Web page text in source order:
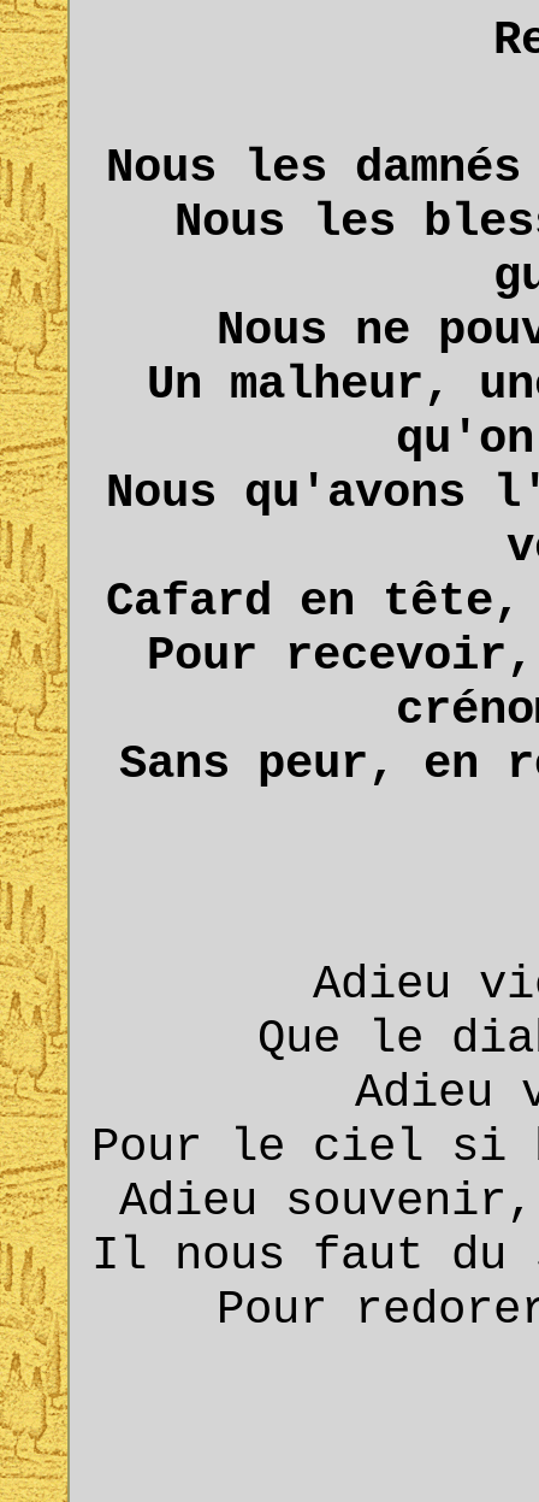
Nous les
Nous les
Nous ne
Un malheur,
Nous qu'avons
Cafard en
Pour
Sans peur, en
Adieu
Que le
Adieu
Pour le ciel si
Adieu
Il nous faut
Pour